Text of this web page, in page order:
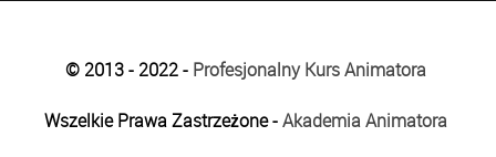
© 2013 - 2022 - Profesjonalny Kurs Animatora
Wszelkie Prawa Zastrzeżone -Akademia Animatora